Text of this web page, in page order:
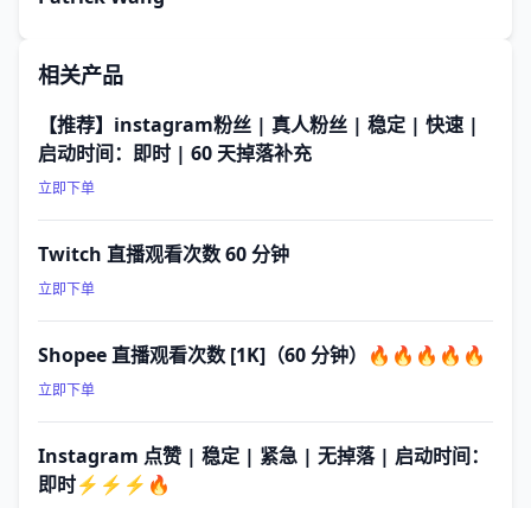
相关产品
【推荐】instagram粉丝 | 真人粉丝 | 稳定 | 快速 |
启动时间：即时 | 60 天掉落补充
立即下单
Twitch 直播观看次数 60 分钟
立即下单
Shopee 直播观看次数 [1K]（60 分钟）🔥🔥🔥🔥🔥
立即下单
Instagram 点赞 | 稳定 | 紧急 | 无掉落 | 启动时间：
即时⚡⚡⚡🔥